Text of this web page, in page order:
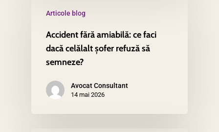
Articole blog
Accident fără amiabilă: ce faci
dacă celălalt șofer refuză să
semneze?
Avocat Consultant
14 mai 2026